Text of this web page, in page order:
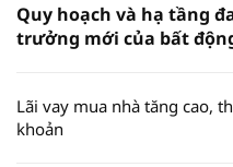
Quy hoạch và hạ tầng
trưởng mới của bất
Lãi vay mua nhà tăng cao,
khoản